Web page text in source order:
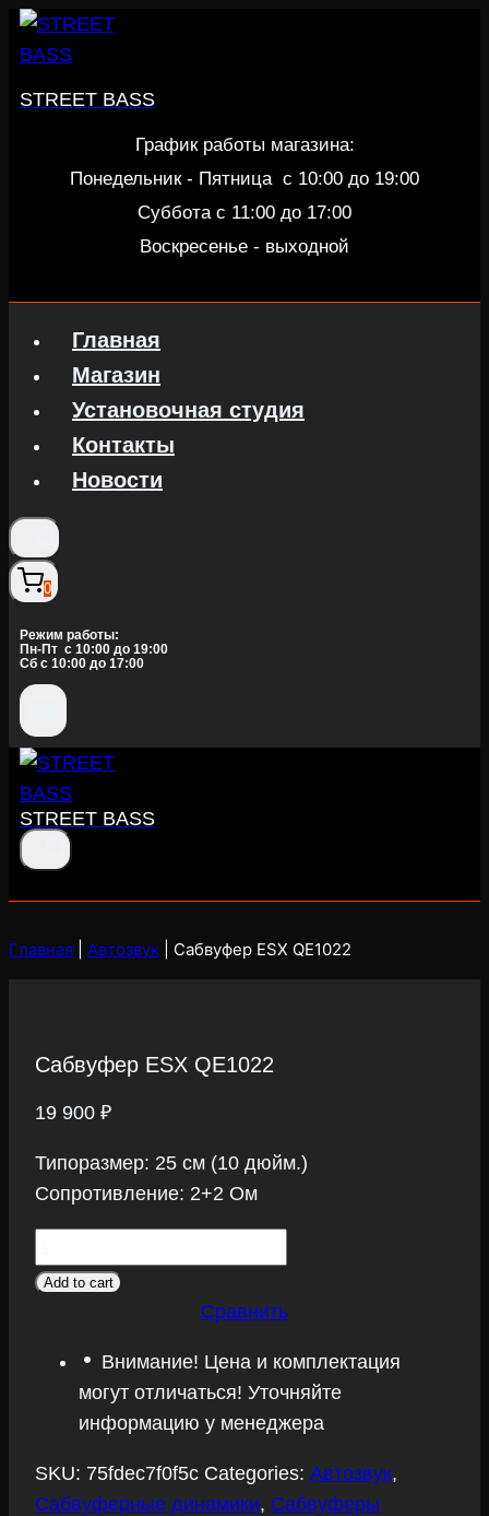
Перейти
STREET BASS
График работы магазина:
Понедельник - Пятница c 10:00 до 19:00
Суббота с 11:00 до 17:00
Воскресенье - выходной
Главная
Магазин
Установочная студия
Контакты
Новости
0
Режим работы:
Пн-Пт c 10:00 до 19:00
Сб с 10:00 до 17:00
STREET BASS
Главная Автозвук Сабвуфер ESX QE1022
Сабвуфер ESX QE1022
19 900 ₽
Типоразмер: 25 см (10 дюйм.)
Сопротивление: 2+2 Ом
ESX
Add to cart
Сравнить
Внимание! Цена и комплектация
могут отличаться! Уточняйте
информацию у менеджера
SKU: 75fdec7f0f5c Categories: Автозвук,
Сабвуферные динамики, Сабвуферы